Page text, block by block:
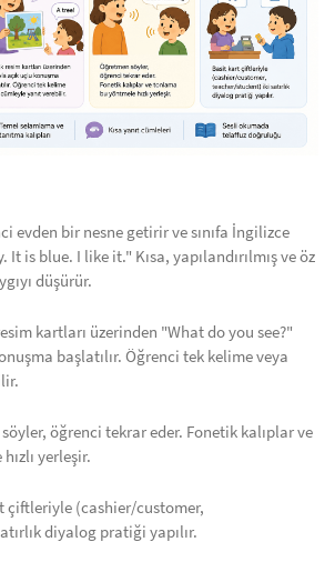
evden bir nesne getirir ve sınıfa İngilizce
It is blue. I like it." Kısa, yapılandırılmış ve öz
düşürür.
kartları üzerinden "What do you see?"
başlatılır. Öğrenci tek kelime veya
öğrenci tekrar eder. Fonetik kalıplar ve
yerleşir.
çiftleriyle (cashier/customer,
diyalog pratiği yapılır.